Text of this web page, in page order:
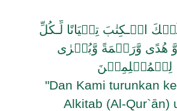
الۡـكِتٰبَ تِبۡيَانًا لِّـكُلِّ
هُدًى وَّرَحۡمَةً وَّبُشۡرٰى
لِلۡمُسۡلِمِيۡنَ
"Dan Kami turunkan
Alkitab (Al-Qur`ān)